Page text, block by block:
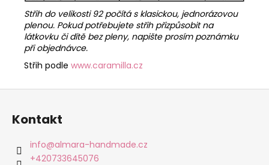
Střih do velikosti 92 počítá s klasickou, jednorázovou
plenou. Pokud potřebujete střih přizpůsobit na
látkovku či dítě bez pleny, napište prosím poznámku
při objednávce.
Střih podle www.caramilla.cz
Z
Kontakt
info@almara-handmade.cz
+420733645076